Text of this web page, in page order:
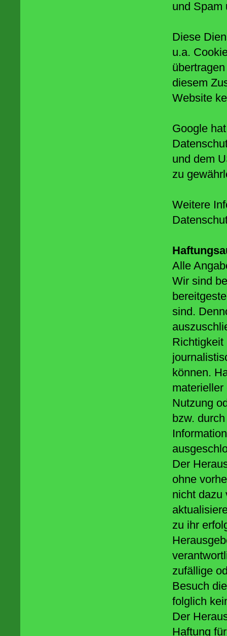
und Spam
Diese
u.a.
diesem
Website
Google
und dem
zu
Weitere
Alle
Wir sind
sind.
Richtigkeit
können.
Nutzung
bzw.
Der
ohne
nicht dazu
zu ihr
zufällige
Besuch
folglich
Der
Haftung